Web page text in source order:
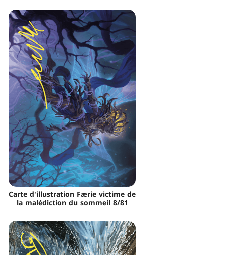
Carte d'illustration Færie victime de
la malédiction du sommeil 8/81